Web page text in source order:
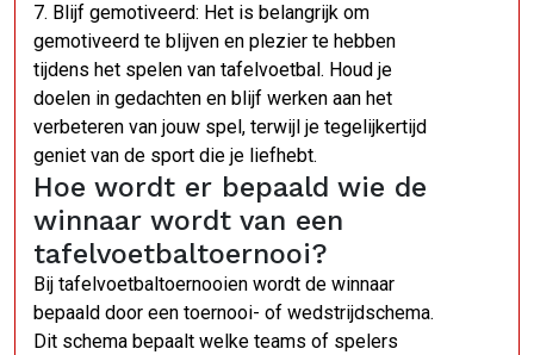
7. Blijf gemotiveerd: Het is belangrijk om
gemotiveerd te blijven en plezier te hebben
tijdens het spelen van tafelvoetbal. Houd je
doelen in gedachten en blijf werken aan het
verbeteren van jouw spel, terwijl je tegelijkertijd
geniet van de sport die je liefhebt.
Hoe wordt er bepaald wie de
winnaar wordt van een
tafelvoetbaltoernooi?
Bij tafelvoetbaltoernooien wordt de winnaar
bepaald door een toernooi- of wedstrijdschema.
Dit schema bepaalt welke teams of spelers